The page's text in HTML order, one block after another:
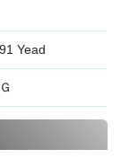
Yead